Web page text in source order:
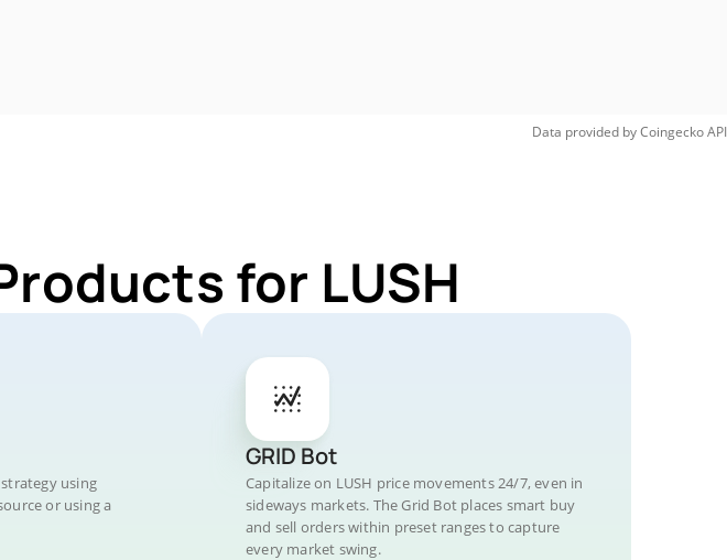
Data provided byCoingeckoAPI
for LUSH
using
or using a
GRID Bot
Capitalize on LUSH price movements 24/7, even in
sideways markets. The Grid Bot places smart buy
and sell orders within preset ranges to capture
every market swing.